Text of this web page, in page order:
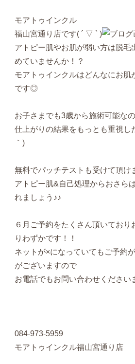
モアトゥインクル
福山宮通り店です( ´ ▽ ` )
アトピー肌やお肌が弱い方は脱毛
めていませんか！？
モアトゥインクルはどんなにお肌
です◎
お子さまでも3歳から施術可能なの
仕上がりの結果をもっとも重視し
｀)
無料でパッチテストも受けて頂け
アトピー肌&自己処理からおさら
れましょう♪♪
６月ご予約をたくさん頂いており
りわずかです！！
ネットが×になっていてもご予約
がございますので
お電話でもお問い合わせください
084-973-5959
モアトゥインクル福山宮通り店